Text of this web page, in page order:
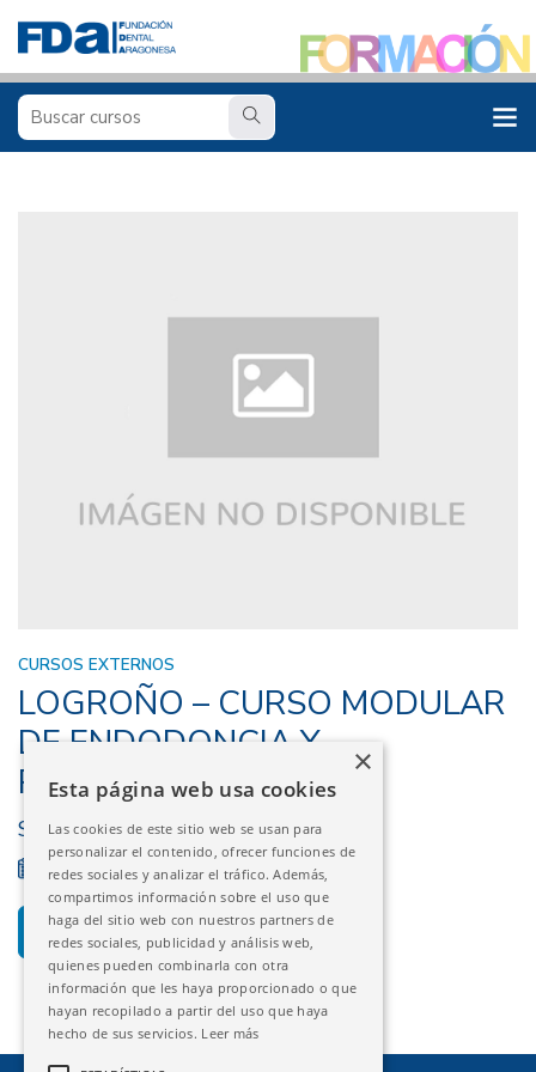
CURSOS EXTERNOS
LOGROÑO – CURSO MODULAR
DE ENDODONCIA Y
RESTAURACIÓN
SEDE COOELR
21/02/2025 - 24/05/2025 FINALIZADO
DESCARGAR PROGRAMA
Esta página web usa cookies
Las cookies de este sitio web se usan para
personalizar el contenido, ofrecer funciones de
redes sociales y analizar el tráfico. Además,
compartimos información sobre el uso que
haga del sitio web con nuestros partners de
redes sociales, publicidad y análisis web,
quienes pueden combinarla con otra
información que les haya proporcionado o que
hayan recopilado a partir del uso que haya
hecho de sus servicios. Leer más
×